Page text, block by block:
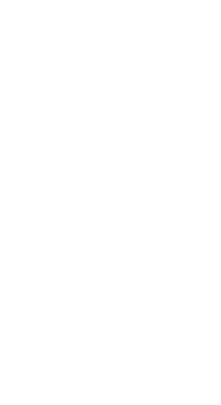
favoritos
favoritos